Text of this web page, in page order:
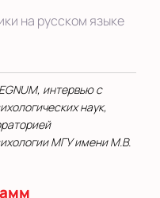
на русском языке
интервью с
наук,
МГУ имени М.В.